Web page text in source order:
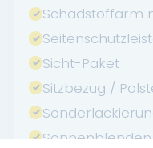
Schadstoffarm
Sicht-Paket
Sitzbezug /